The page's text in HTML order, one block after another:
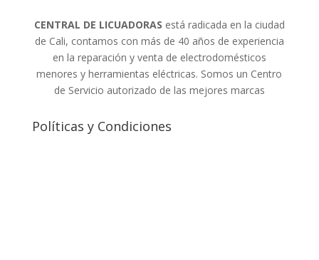
CENTRAL DE LICUADORAS está radicada en la ciudad
de Cali, contamos con más de 40 años de experiencia
en la reparación y venta de electrodomésticos
menores y herramientas eléctricas. Somos un Centro
de Servicio autorizado de las mejores marcas
Políticas y Condiciones